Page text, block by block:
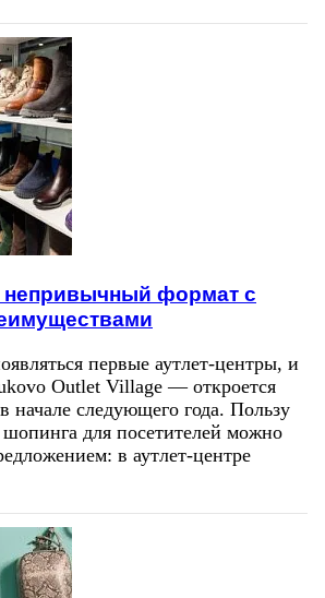
непривычный формат с
первые аутлет-центры, и
Outlet Village — откроется
начале следующего года. Пользу
для посетителей можно
в аутлет-центре